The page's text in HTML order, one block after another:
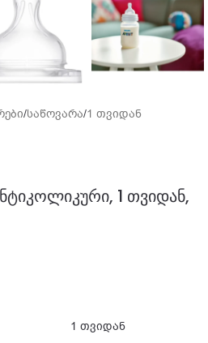
/საწოვარა/1 თვიდან
1 თვიდან,
1 თვიდან